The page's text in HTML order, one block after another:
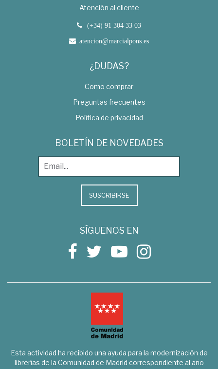
Atención al cliente
(+34) 91 304 33 03
atencion@marcialpons.es
¿DUDAS?
Como comprar
Preguntas frecuentes
Política de privacidad
BOLETÍN DE NOVEDADES
SUSCRIBIRSE
SÍGUENOS EN
Esta actividad ha recibido una ayuda para la modernización de
librerías de la Comunidad de Madrid correspondiente al año